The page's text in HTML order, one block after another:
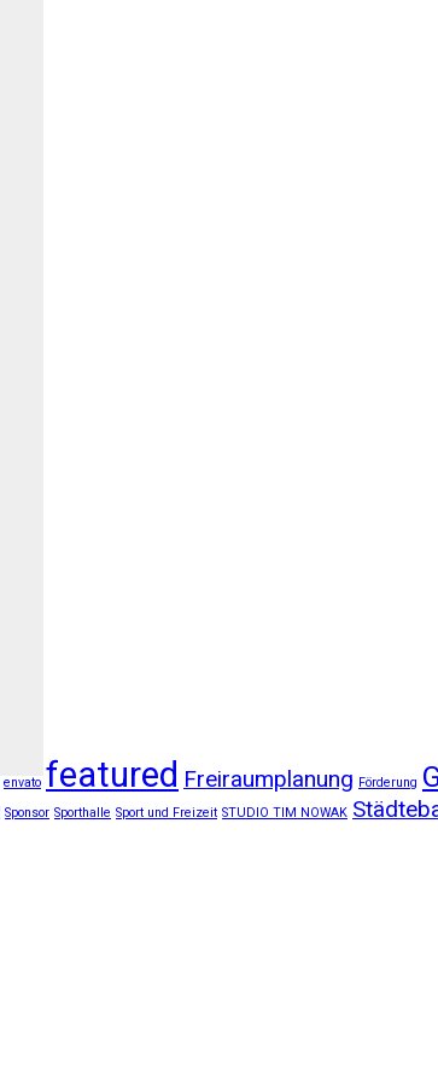
envato featured Freiraumplanung Förderung
Sponsor Sporthalle Sport und Freizeit STUDIO TIM NOWAK